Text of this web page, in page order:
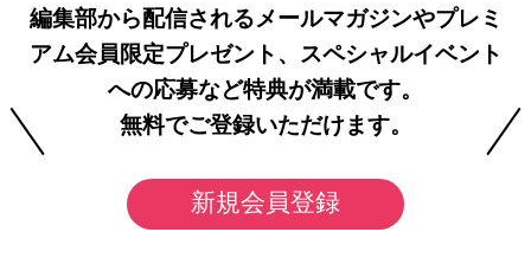
編集部から配信されるメールマガジンやプレミ
アム会員限定プレゼント、スペシャルイベント
への応募など特典が満載です。
無料でご登録いただけます。
新規会員登録